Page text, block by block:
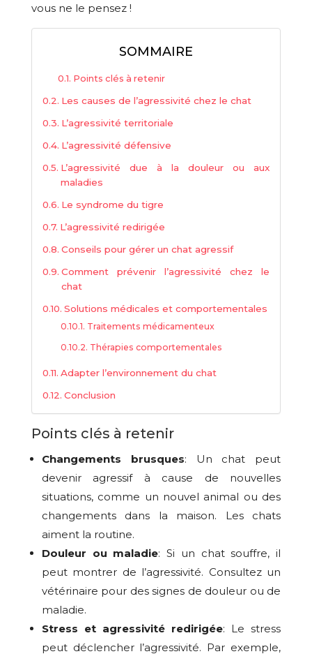
vous ne le pensez !
SOMMAIRE
Points clés à retenir
Les causes de l’agressivité chez le chat
L’agressivité territoriale
L’agressivité défensive
L’agressivité due à la douleur ou aux
maladies
Le syndrome du tigre
L’agressivité redirigée
Conseils pour gérer un chat agressif
Comment prévenir l’agressivité chez le
chat
Solutions médicales et comportementales
Traitements médicamenteux
Thérapies comportementales
Adapter l’environnement du chat
Conclusion
Points clés à retenir
Changements brusques: Un chat peut
devenir agressif à cause de nouvelles
situations, comme un nouvel animal ou des
changements dans la maison. Les chats
aiment la routine.
Douleur ou maladie: Si un chat souffre, il
peut montrer de l’agressivité. Consultez un
vétérinaire pour des signes de douleur ou de
maladie.
Stress et agressivité redirigée: Le stress
peut déclencher l’agressivité. Par exemple,